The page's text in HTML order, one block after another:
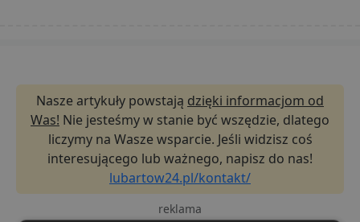
Nasze artykuły powstają dzięki informacjom od
Was! Nie jesteśmy w stanie być wszędzie, dlatego
liczymy na Wasze wsparcie. Jeśli widzisz coś
interesującego lub ważnego, napisz do nas!
lubartow24.pl/kontakt/
reklama